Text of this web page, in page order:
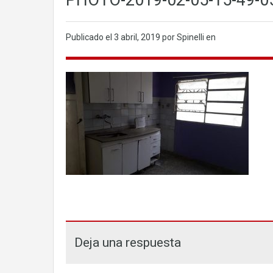
Publicado el 3 abril, 2019 por Spinelli en
Deja una respuesta